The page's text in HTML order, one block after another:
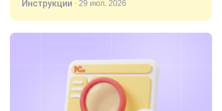
Инструкции · 29 июл. 2026